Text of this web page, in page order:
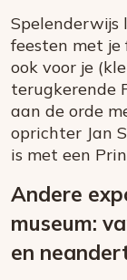
Spelenderwijs
feesten met je
ook voor je
terugkerende
aan de orde
oprichter Jan
is met een
Andere
museum:
en